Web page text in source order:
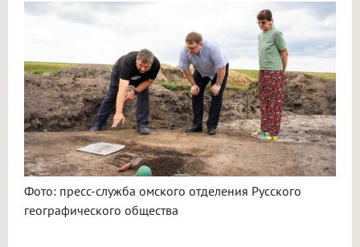
Фото: пресс-служба омского отделения Русского
географического общества